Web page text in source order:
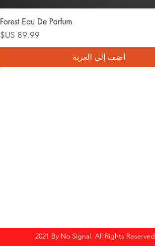
Forest Eau De Parfum
السعر
أضِف إلى العربة
2021 By No Signal. All Rights Reserved